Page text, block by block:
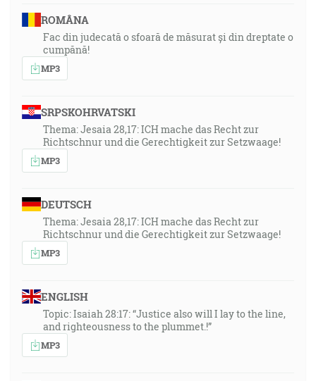
ROMÂNA
Fac din judecată o sfoară de măsurat și din dreptate o
cumpănă!
MP3
SRPSKOHRVATSKI
Thema: Jesaia 28,17: ICH mache das Recht zur
Richtschnur und die Gerechtigkeit zur Setzwaage!
MP3
DEUTSCH
Thema: Jesaia 28,17: ICH mache das Recht zur
Richtschnur und die Gerechtigkeit zur Setzwaage!
MP3
ENGLISH
Topic: Isaiah 28:17: “Justice also will I lay to the line,
and righteousness to the plummet.!”
MP3